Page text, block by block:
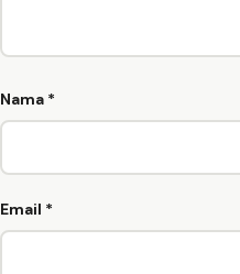
Nama *
Email *